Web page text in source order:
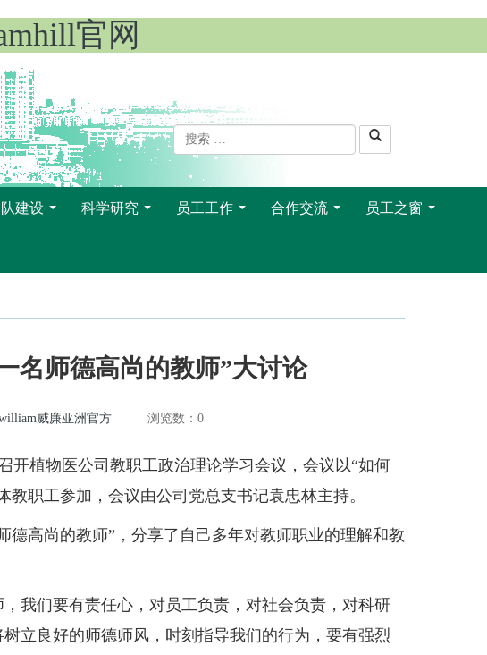
官网
建设 科学研究 员工工作 合作交流 员工之窗
名师德高尚的教师”大讨论
威廉亚洲官方 浏览数： 0
植物医公司教职工政治理论学习会议，会议以“如何
职工参加，会议由公司党总支书记袁忠林主持。
高尚的教师”，分享了自己多年对教师职业的理解和教
们要有责任心，对员工负责，对社会负责，对科研
立良好的师德师风，时刻指导我们的行为，要有强烈